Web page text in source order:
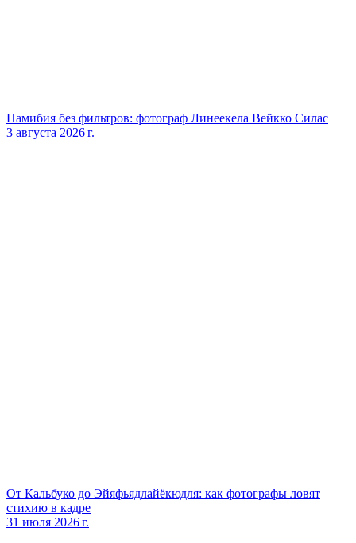
Намибия без фильтров: фотограф Линеекела Вейкко Силас
3 августа 2026 г.
От Кальбуко до Эйяфьядлайёкюдля: как фотографы ловят
стихию в кадре
31 июля 2026 г.